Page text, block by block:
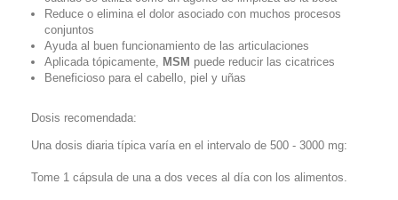
Reduce o elimina el dolor asociado con muchos procesos
conjuntos
Ayuda al buen funcionamiento de las articulaciones
Aplicada tópicamente, MSM puede reducir las cicatrices
Beneficioso para el cabello, piel y uñas
Dosis recomendada:
Una dosis diaria típica varía en el intervalo de 500 - 3000 mg:
Tome 1 cápsula de una a dos veces al día con los alimentos.